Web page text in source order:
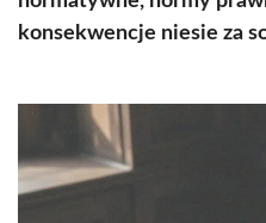
konsekwencje niesie za